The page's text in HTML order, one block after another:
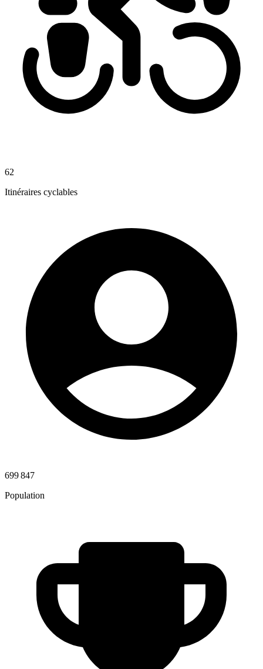
62
Itinéraires cyclables
699 847
Population